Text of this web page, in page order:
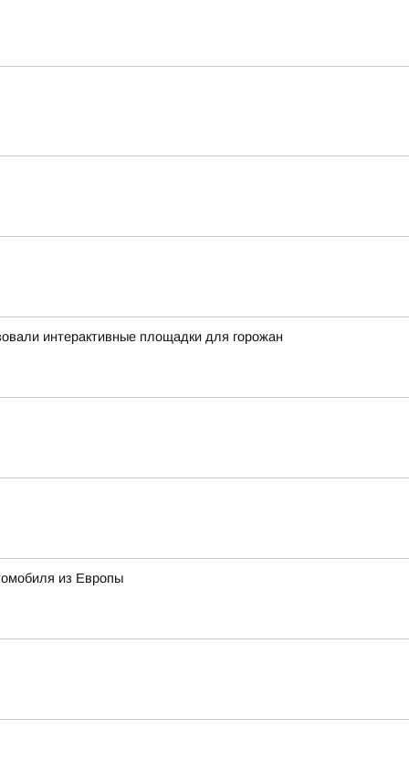
интерактивные площадки для горожан
из Европы